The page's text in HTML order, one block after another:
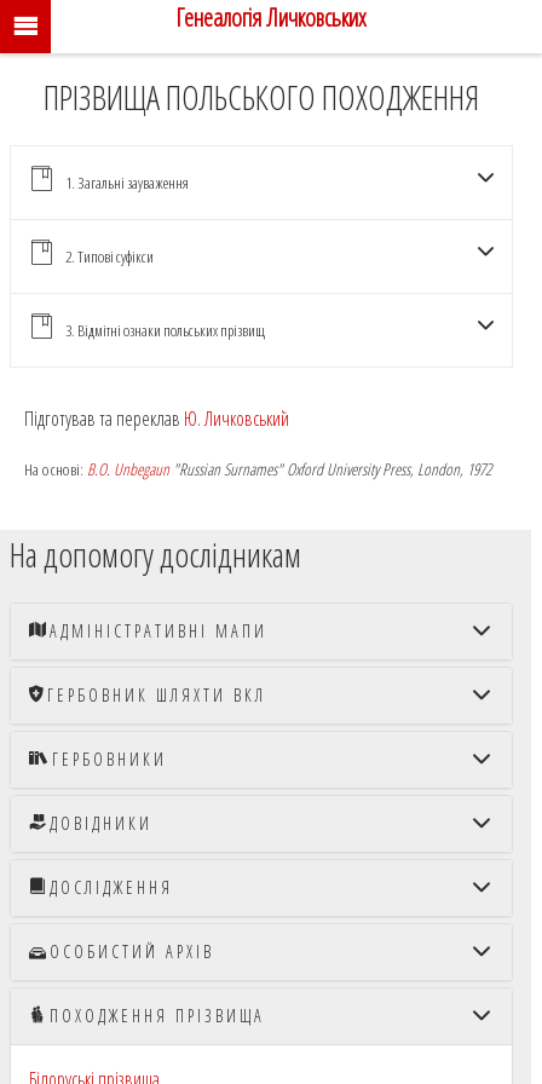
Генеалогія Личковських
ПРІЗВИЩА ПОЛЬСЬКОГО ПОХОДЖЕННЯ
1. Загальні зауваження
2. Типові суфікси
3. Відмітні ознаки польських прізвищ
Підготував та переклав Ю. Личковський
На основі: B.O. Unbegaun"Russian Surnames" Oxford University Press, London, 1972
На допомогу дослідникам
АДМІНІСТРАТИВНІ МАПИ
ГЕРБОВНИК ШЛЯХТИ ВКЛ
ГЕРБОВНИКИ
ДОВІДНИКИ
ДОСЛІДЖЕННЯ
ОСОБИСТИЙ АРХІВ
ПОХОДЖЕННЯ ПРІЗВИЩА